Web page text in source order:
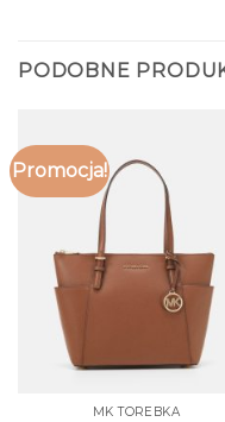
PODOBNE
Promocja!
MK TOREBKA